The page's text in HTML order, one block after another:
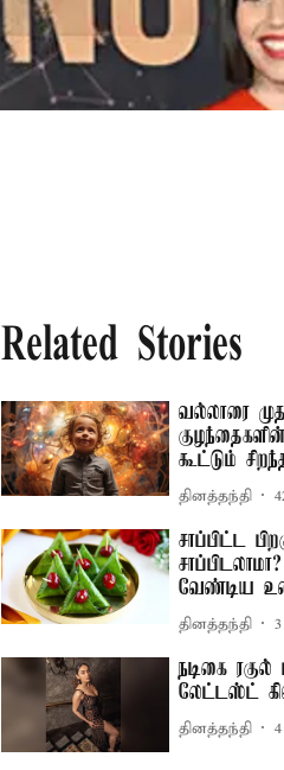
Related Stories
வல்லாரை
கூட்டும்
தினத்தந்தி
சாப்பிட்ட
வேண்டிய
தினத்தந்தி
நடிகை ரகுல்
லேட்டஸ்ட்
தினத்தந்தி